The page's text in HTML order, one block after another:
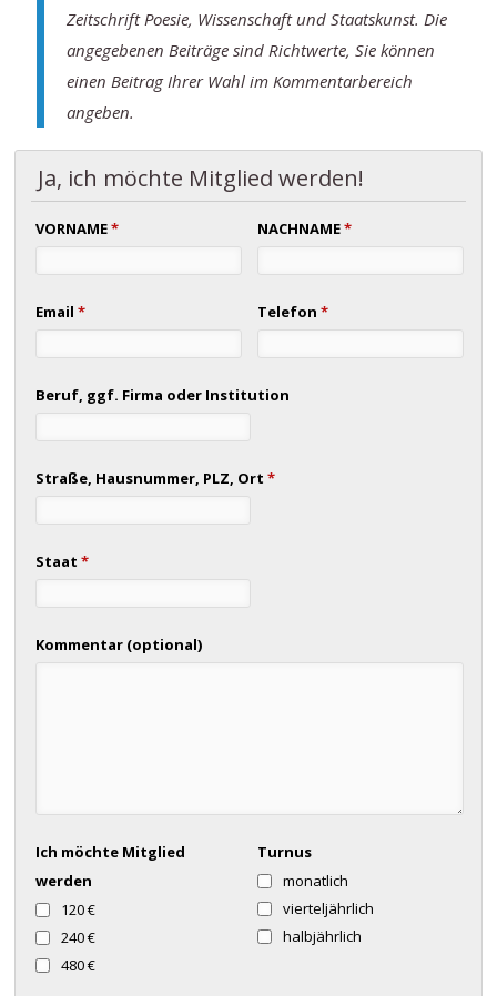
Zeitschrift Poesie, Wissenschaft und Staatskunst. Die
angegebenen Beiträge sind Richtwerte, Sie können
einen Beitrag Ihrer Wahl im Kommentarbereich
angeben.
Ja, ich möchte Mitglied werden!
VORNAME* NACHNAME*
Email* Telefon *
Beruf, ggf. Firma oder Institution
Straße, Hausnummer, PLZ, Ort*
Staat*
Kommentar (optional)
Ich möchte Mitglied
werden
120 €
240 €
480 €
Turnus
monatlich
vierteljährlich
halbjährlich